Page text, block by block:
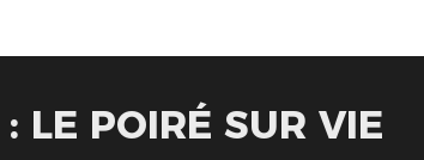
LE POIRÉ SUR VIE